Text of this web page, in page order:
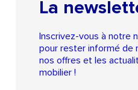
La
Inscrivez-vous à notre
pour rester informé de
nos offres et les
mobilier !